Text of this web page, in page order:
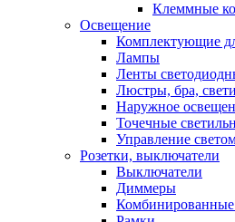
Клеммные
Освещение
Комплектующие
Лампы
Ленты
Люстры, бра,
Наружное
Точечные
Управление
Розетки, выключатели
Выключатели
Диммеры
Комбинированные